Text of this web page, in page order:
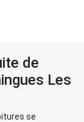
de
Les
se